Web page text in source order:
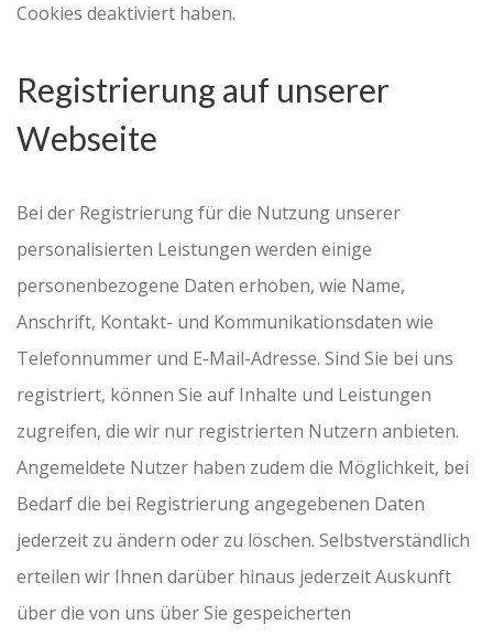
Cookies deaktiviert haben.
Registrierung auf unserer
Webseite
Bei der Registrierung für die Nutzung unserer
personalisierten Leistungen werden einige
personenbezogene Daten erhoben, wie Name,
Anschrift, Kontakt- und Kommunikationsdaten wie
Telefonnummer und E-Mail-Adresse. Sind Sie bei uns
registriert, können Sie auf Inhalte und Leistungen
zugreifen, die wir nur registrierten Nutzern anbieten.
Angemeldete Nutzer haben zudem die Möglichkeit, bei
Bedarf die bei Registrierung angegebenen Daten
jederzeit zu ändern oder zu löschen. Selbstverständlich
erteilen wir Ihnen darüber hinaus jederzeit Auskunft
über die von uns über Sie gespeicherten